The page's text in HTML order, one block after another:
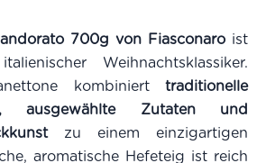
700g von Fiasconaro ist
Weihnachtsklassiker.
kombiniert traditionelle
ausgewählte Zutaten und
zu einem einzigartigen
aromatische Hefeteig ist reich